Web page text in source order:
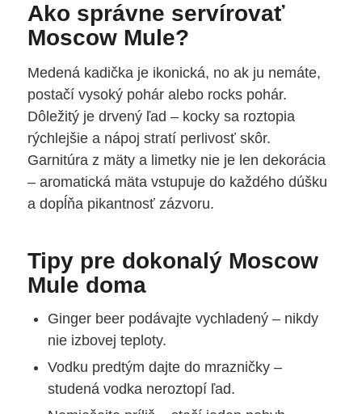
Ako správne servírovať
Moscow Mule?
Medená kadička je ikonická, no ak ju nemáte,
postačí vysoký pohár alebo rocks pohár.
Dôležitý je drvený ľad – kocky sa roztopia
rýchlejšie a nápoj stratí perlivosť skôr.
Garnitúra z mäty a limetky nie je len dekorácia
– aromatická mäta vstupuje do každého dúšku
a dopĺňa pikantnosť zázvoru.
Tipy pre dokonalý Moscow
Mule doma
Ginger beer podávajte vychladený – nikdy
nie izbovej teploty.
Vodku predtým dajte do mrazničky –
studená vodka neroztopí ľad.